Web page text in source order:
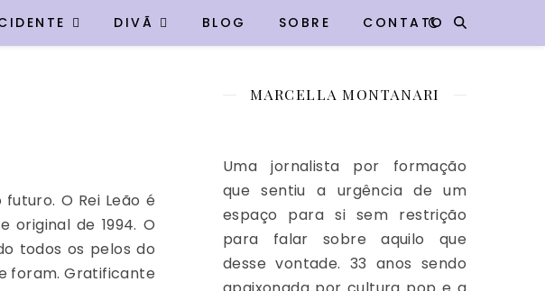
DIVÃ BLOG SOBRE CONTATO
O Rei Leão é
de 1994. O
todos os pelos do
foram. Gratificante
MARCELLA MONTANARI
Uma jornalista por formação
que sentiu a urgência de um
espaço para si sem restrição
para falar sobre aquilo que
desse vontade. 33 anos sendo